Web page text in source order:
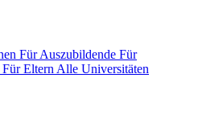
Für Auszubildende Für
Für Eltern Alle Universitäten